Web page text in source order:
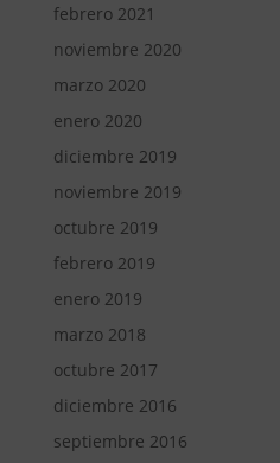
febrero 2021
noviembre 2020
marzo 2020
enero 2020
diciembre 2019
noviembre 2019
octubre 2019
febrero 2019
enero 2019
marzo 2018
octubre 2017
diciembre 2016
septiembre 2016